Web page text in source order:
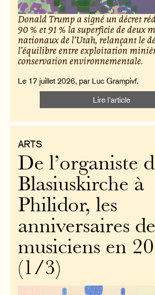
Donald Trump a signé un décret
90 % et 91 % la superficie de deux
nationaux de l’Utah, relançant le
l’équilibre entre exploitation
conservation environnementale.
Le 17 juillet 2026, par Luc Grampivf.
Lire l’article
ARTS
De l’organiste
Blasiuskirche à
Philidor, les
anniversaires de
musiciens en
(1/3)